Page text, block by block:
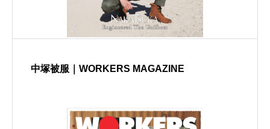
中塚被服｜WORKERS MAGAZINE